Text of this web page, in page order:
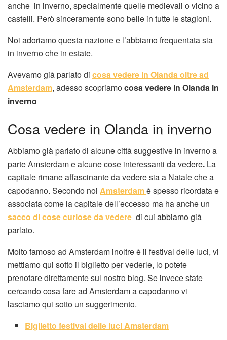
anche in inverno, specialmente quelle medievali o vicino a
castelli. Però sinceramente sono belle in tutte le stagioni.
Noi adoriamo questa nazione e l’abbiamo frequentata sia
in inverno che in estate.
Avevamo già parlato di cosa vedere in Olanda oltre ad
Amsterdam, adesso scopriamocosa vedere in Olanda in
inverno
Cosa vedere in Olanda in inverno
Abbiamo già parlato di alcune città suggestive in inverno a
parte Amsterdam e alcune cose interessanti da vedere. La
capitale rimane affascinante da vedere sia a Natale che a
capodanno. Secondo noi Amsterdamè spesso ricordata e
associata come la capitale dell’eccesso ma ha anche un
sacco di cose curiose da vedere di cui abbiamo già
parlato.
Molto famoso ad Amsterdam inoltre è il festival delle luci, vi
mettiamo qui sotto il biglietto per vederle, lo potete
prenotare direttamente sul nostro blog. Se invece state
cercando cosa fare ad Amsterdam a capodanno vi
lasciamo qui sotto un suggerimento.
Biglietto festival delle luci Amsterdam